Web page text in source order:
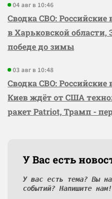
04 авг в 10:46
Сводка СВО: Российские
в Харьковской области,
победе до зимы
03 авг в 10:48
Сводка СВО: Российские
Киев ждёт от США
ракет Patriot, Трамп -
У Вас есть
У вас есть тема? Вы
событий? Напишите нам!